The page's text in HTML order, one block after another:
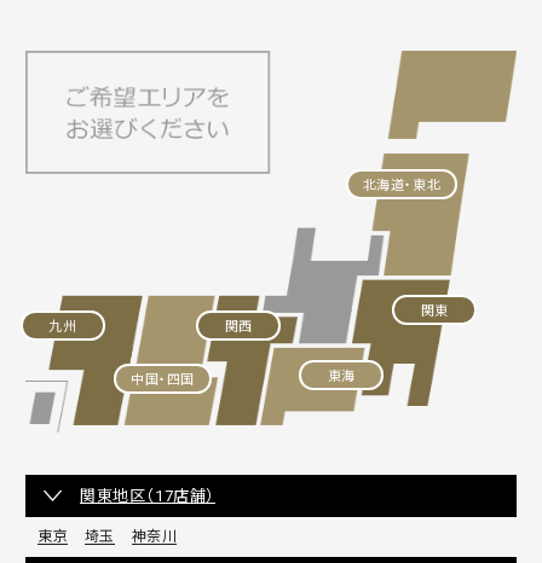
北海道・東北
関東
東海
関西
中国・四国
九州
関東地区（17店舗）
東京 埼玉 神奈川